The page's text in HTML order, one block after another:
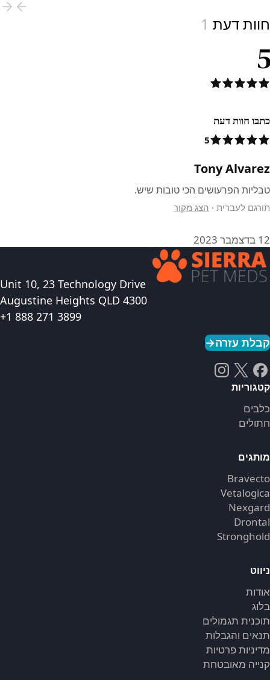
חוות דעת 1
5
כתבו חוות דעת
5
Tony Alvarez
טבליות הפרעושים הכי טובות שיש.
תורגם לעברית · הצג מקור
12 בדצמבר 2023
Unit 10, 23 Technology Drive
Augustine Heights QLD 4300
+1 888 271 3899
קבלת עזרה→
קטגוריות
כלבים
חתולים
מותגים
Bravecto
Vetalogica
Nexgard
Drontal
Stronghold
ניווט
אודות
בלוג
תוכנית תגמולים
תנאים והגבלות
מדיניות פרטיות
קנייה מאובטחת